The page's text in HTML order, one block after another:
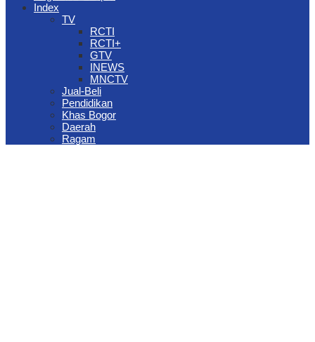
Index
TV
RCTI
RCTI+
GTV
INEWS
MNCTV
Jual-Beli
Pendidikan
Khas Bogor
Daerah
Ragam